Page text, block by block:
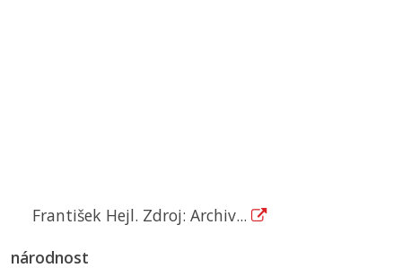
František Hejl. Zdroj: Archiv...
národnost